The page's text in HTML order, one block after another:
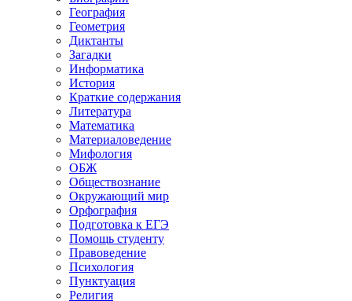
География
Геометрия
Диктанты
Загадки
Информатика
История
Краткие содержания
Литература
Математика
Материаловедение
Мифология
ОБЖ
Обществознание
Окружающий мир
Орфография
Подготовка к ЕГЭ
Помощь студенту
Правоведение
Психология
Пунктуация
Религия